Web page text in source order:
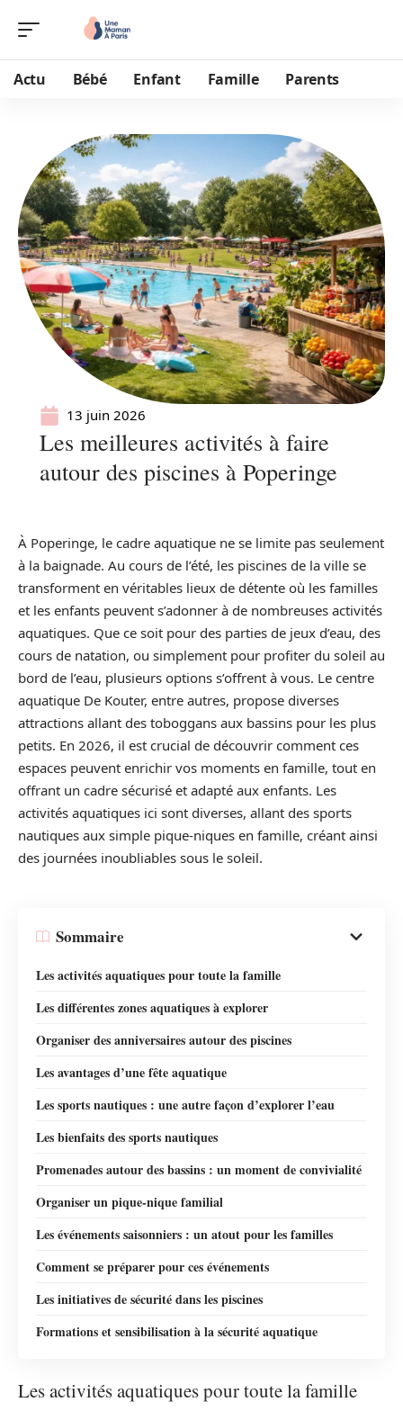
Actu Bébé Enfant Famille Parents
13 juin 2026
Les meilleures activités à faire
autour des piscines à Poperinge
À Poperinge, le cadre aquatique ne se limite pas seulement
à la baignade. Au cours de l’été, les piscines de la ville se
transforment en véritables lieux de détente où les familles
et les enfants peuvent s’adonner à de nombreuses activités
aquatiques. Que ce soit pour des parties de jeux d’eau, des
cours de natation, ou simplement pour profiter du soleil au
bord de l’eau, plusieurs options s’offrent à vous. Le centre
aquatique De Kouter, entre autres, propose diverses
attractions allant des toboggans aux bassins pour les plus
petits. En 2026, il est crucial de découvrir comment ces
espaces peuvent enrichir vos moments en famille, tout en
offrant un cadre sécurisé et adapté aux enfants. Les
activités aquatiques ici sont diverses, allant des sports
nautiques aux simple pique-niques en famille, créant ainsi
des journées inoubliables sous le soleil.
Sommaire
Les activités aquatiques pour toute la famille
Les différentes zones aquatiques à explorer
Organiser des anniversaires autour des piscines
Les avantages d’une fête aquatique
Les sports nautiques : une autre façon d’explorer l’eau
Les bienfaits des sports nautiques
Promenades autour des bassins : un moment de convivialité
Organiser un pique-nique familial
Les événements saisonniers : un atout pour les familles
Comment se préparer pour ces événements
Les initiatives de sécurité dans les piscines
Formations et sensibilisation à la sécurité aquatique
Les activités aquatiques pour toute la famille